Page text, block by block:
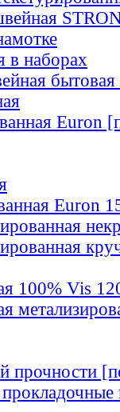
в наборах
бытовая
Euron
Euron
100% Vis
прочности